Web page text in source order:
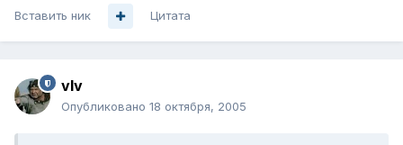
Вставить ник Цитата
vIv
Опубликовано 18 октября, 2005